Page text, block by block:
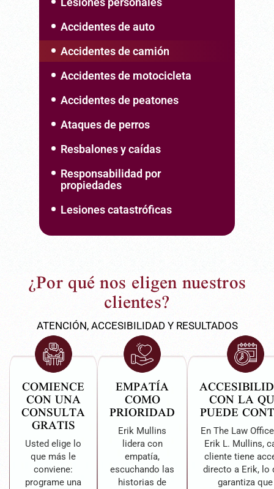
Accidentes de auto
Accidentes de camión
Accidentes de motocicleta
Accidentes de peatones
Ataques de perros
Resbalones y caídas
Responsabilidad por
propiedades
Lesiones catastróficas
¿Por qué nos eligen nuestros
clientes?
ATENCIÓN, ACCESIBILIDAD Y RESULTADOS
COMIENCE
CON UNA
CONSULTA
GRATIS
Usted elige lo
que más le
conviene:
programe una
EMPATÍA
COMO
PRIORIDAD
Erik Mullins
lidera con
empatía,
escuchando las
historias de
CON LA
PUEDE
En The Law
Erik L. Mullins,
cliente tiene
directo a Erik, lo
garantiza que